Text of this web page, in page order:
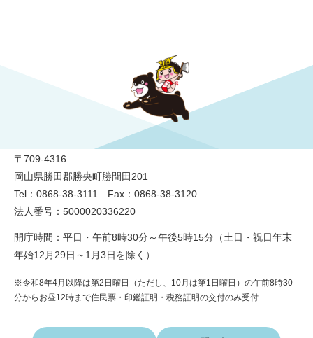
〒709-4316
岡山県勝田郡勝央町勝間田201
Tel：0868-38-3111 Fax：0868-38-3120
法人番号：5000020336220
開庁時間：平日・午前8時30分～午後5時15分（土日・祝日年末
年始12月29日～1月3日を除く）
※令和8年4月以降は第2日曜日（ただし、10月は第1日曜日）の午前8時30
分からお昼12時まで住民票・印鑑証明・税務証明の交付のみ受付